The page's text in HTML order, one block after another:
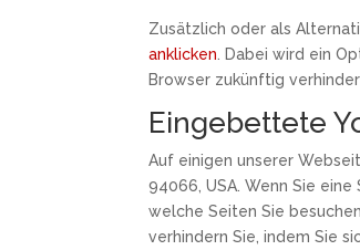
Zusätzlich oder als
anklicken . Dabei wird ein
Browser zukünftig
Eingebettete
Auf einigen unserer
94066, USA. Wenn Sie
welche Seiten Sie
verhindern Sie, indem Sie